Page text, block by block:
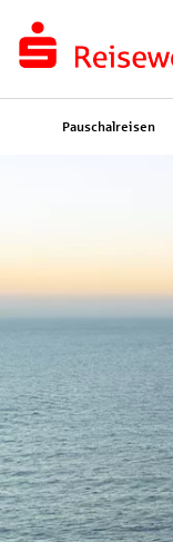
Pauschalreisen